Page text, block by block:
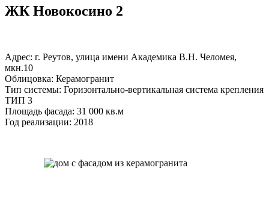
ЖК Новокосино 2
Адрес: г. Реутов, улица имени Академика В.Н. Челомея,
мкн.10
Облицовка: Керамогранит
Тип системы: Горизонтально-вертикальная система крепления
ТИП 3
Площадь фасада: 31 000 кв.м
Год реализации: 2018